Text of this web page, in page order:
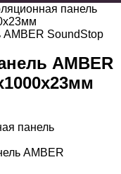
панель
AMBER
панель
AMBER